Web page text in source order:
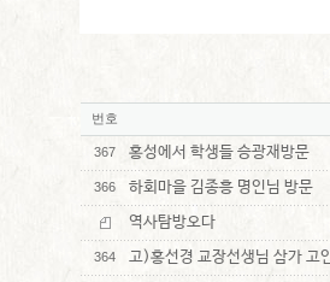
번호
367 홍성에서 학생들 승광재방문
366
하회마을 김종흥 명인님 방문
역사탐방오다
364 고)홍선경 교장선생님 삼가 고